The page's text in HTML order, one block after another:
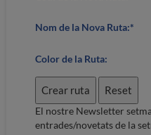
Nom de la Nova Ruta:*
Color de la Ruta:
El nostre Newsletter
entrades/novetats de la